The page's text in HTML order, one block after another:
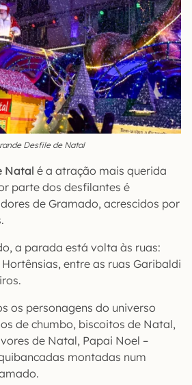
Desfile de Natal
Natal é a atração mais querida
parte dos desfilantes é
de Gramado, acrescidos por
a parada está volta às ruas:
entre as ruas Garibaldi
os personagens do universo
de chumbo, biscoitos de Natal,
de Natal, Papai Noel –
montadas num